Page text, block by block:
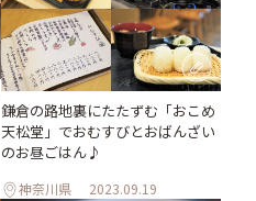
鎌倉の路地裏にたたずむ「おこめ
天松堂」でおむすびとおばんざい
のお昼ごはん♪
神奈川県 2023.09.19